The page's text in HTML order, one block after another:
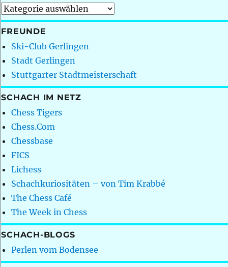
Kategorien
FREUNDE
Ski-Club Gerlingen
Stadt Gerlingen
Stuttgarter Stadtmeisterschaft
SCHACH IM NETZ
Chess Tigers
Chess.Com
Chessbase
FICS
Lichess
Schachkuriositäten – von Tim Krabbé
The Chess Café
The Week in Chess
SCHACH-BLOGS
Perlen vom Bodensee